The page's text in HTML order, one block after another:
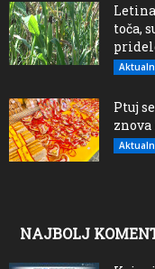
toča,
Ptuj
NAJBOLJ